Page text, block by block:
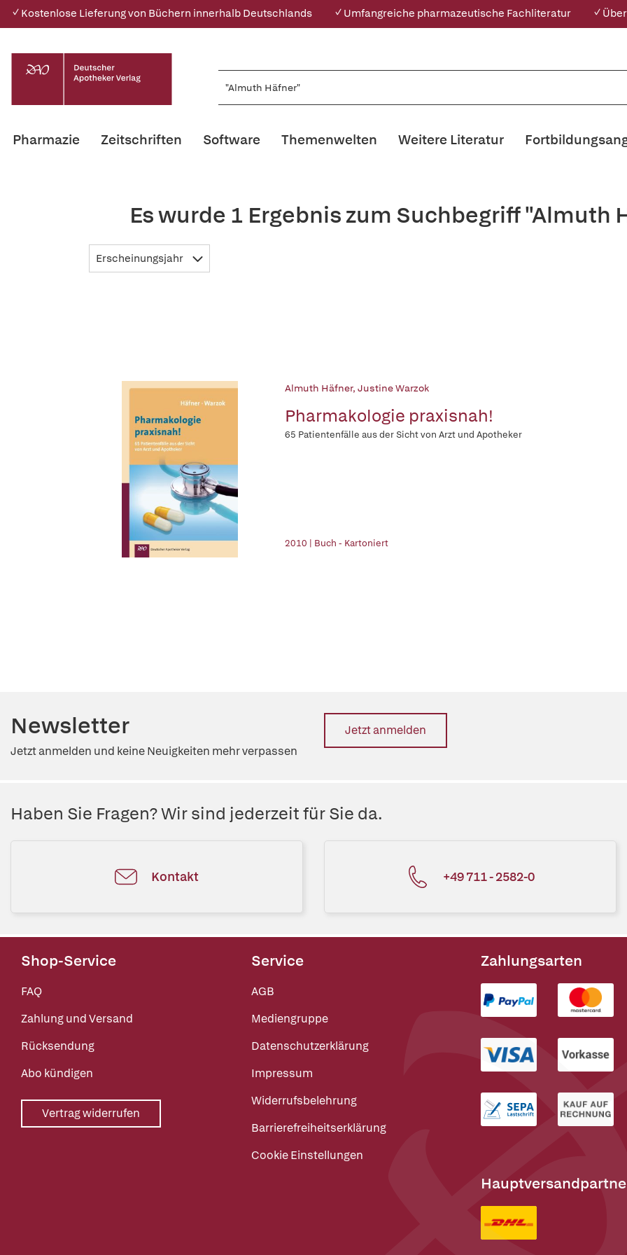
✓ Kostenlose Lieferung von Büchern innerhalb Deutschlands ✓ Umfangreiche pharmazeutische Fachliteratur ✓
Pharmazie Zeitschriften Software Themenwelten Weitere Literatur
Es wurde 1 Ergebnis zum Suchbegriff "Almuth
Erscheinungsjahr
Almuth Häfner, Justine Warzok
Pharmakologie praxisnah!
65 Patientenfälle aus der Sicht von Arzt und Apotheker
2010 | Buch - Kartoniert
Newsletter
Jetzt anmelden und keine Neuigkeiten mehr verpassen
Jetzt anmelden
Haben Sie Fragen? Wir sind jederzeit für Sie da.
Kontakt +49 711 - 2582-0
Shop-Service
FAQ
Zahlung und Versand
Rücksendung
Abo kündigen
Vertrag widerrufen
Service
AGB
Mediengruppe
Datenschutzerklärung
Impressum
Widerrufsbelehrung
Barrierefreiheitserklärung
Cookie Einstellungen
Zahlungsarten